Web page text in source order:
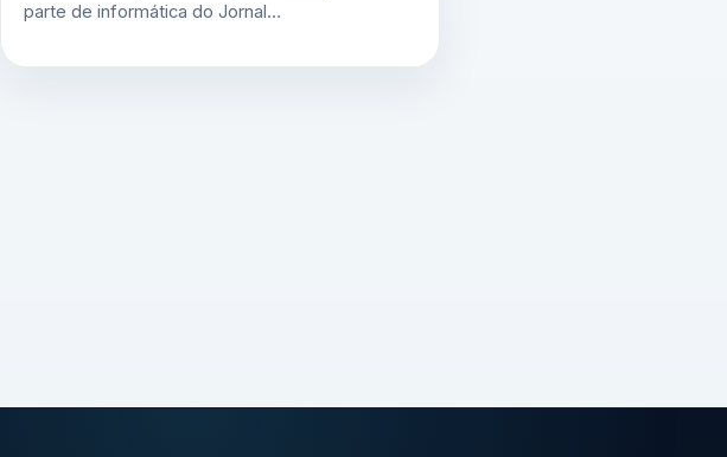
parte de informática do Jornal…